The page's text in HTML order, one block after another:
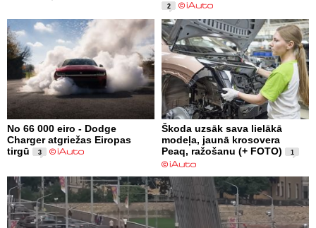
2
No 66 000 eiro - Dodge
Charger atgriežas Eiropas
tirgū
3
Škoda uzsāk sava lielākā
modeļa, jaunā krosovera
Peaq, ražošanu (+ FOTO)
1